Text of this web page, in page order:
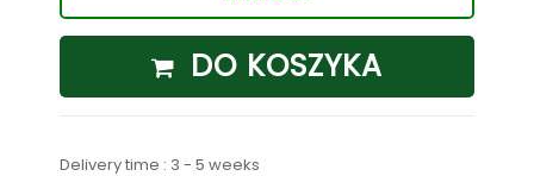
DO KOSZYKA
Delivery time : 3 - 5 weeks